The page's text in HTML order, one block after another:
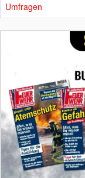
Umfragen